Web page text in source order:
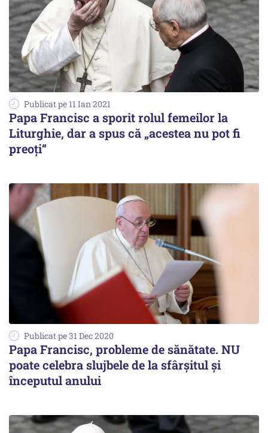
Publicat pe 11 Ian 2021
Papa Francisc a sporit rolul femeilor la
Liturghie, dar a spus că „acestea nu pot fi
preoți“
Publicat pe 31 Dec 2020
Papa Francisc, probleme de sănătate. NU
poate celebra slujbele de la sfârșitul și
începutul anului